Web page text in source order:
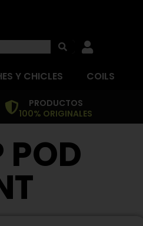
Y CHICLES COILS
PRODUCTOS
100% ORIGINALES
POD